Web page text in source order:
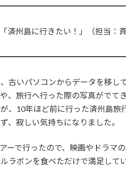
済州島に行きたい！」（担当：斉
古いパソコンからデータを移し
、旅行へ行った際の写真がでてき
、10年ほど前に行った済州島旅
、寂しい気持ちになりました。
ーで行ったので、映画やドラマの
ラボンを食べただけで満足してい